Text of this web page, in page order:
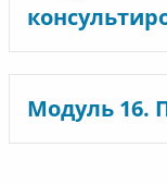
Модуль 16.